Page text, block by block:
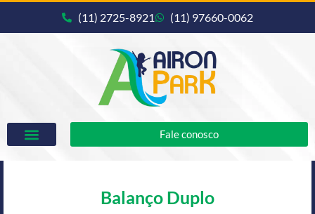
(11) 2725-8921 (11) 97660-0062
Fale conosco
Balanço Duplo